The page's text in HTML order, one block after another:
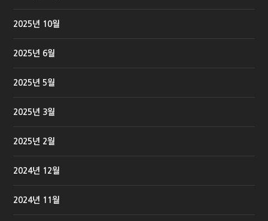
2025년 10월
2025년 6월
2025년 5월
2025년 3월
2025년 2월
2024년 12월
2024년 11월